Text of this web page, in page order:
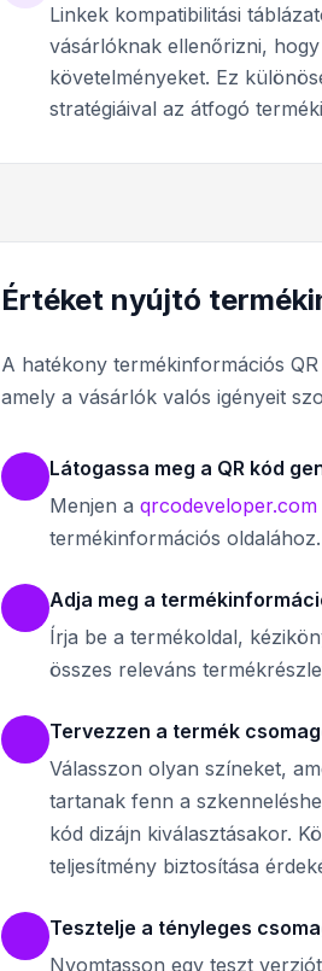
Linkek kompatibilitási
vásárlóknak ellenőrizni,
követelményeket. Ez
stratégiáival az átfogó
Értéket nyújtó
A hatékony termékinformációs
amely a vásárlók valós igényeit
Látogassa meg a QR kód
Menjen a qrcodeveloper.com
termékinformációs oldalához.
Adja meg a
Írja be a termékoldal,
összes releváns
Tervezzen a termék
Válasszon olyan színeket,
tartanak fenn a
kód dizájn kiválasztásakor.
teljesítmény biztosítása
Tesztelje a tényleges
Nyomtasson egy teszt